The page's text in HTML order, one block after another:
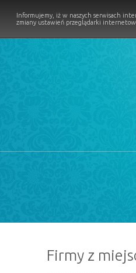
Firmy z
Informujemy, iż w naszych serwisach
zmiany ustawień przeglądarki